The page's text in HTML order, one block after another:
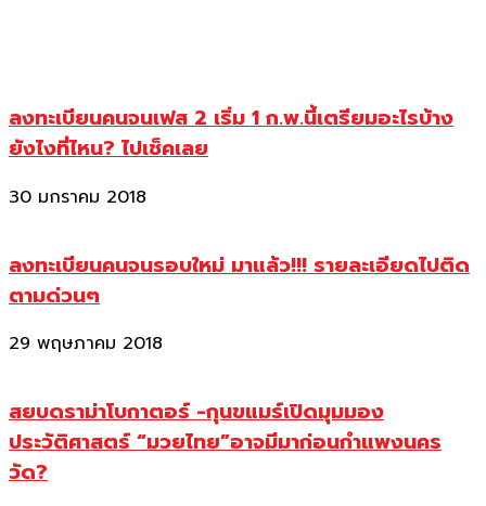
ลงทะเบียนคนจนเฟส 2 เริ่ม 1 ก.พ.นี้เตรียมอะไรบ้าง
ยังไงที่ไหน? ไปเช็คเลย
30 มกราคม 2018
ลงทะเบียนคนจนรอบใหม่ มาแล้ว!!! รายละเอียดไปติด
ตามด่วนๆ
29 พฤษภาคม 2018
สยบดราม่าโบกาตอร์ -กุนขแมร์เปิดมุมมอง
ประวัติศาสตร์ “มวยไทย”อาจมีมาก่อนกำแพงนคร
วัด?